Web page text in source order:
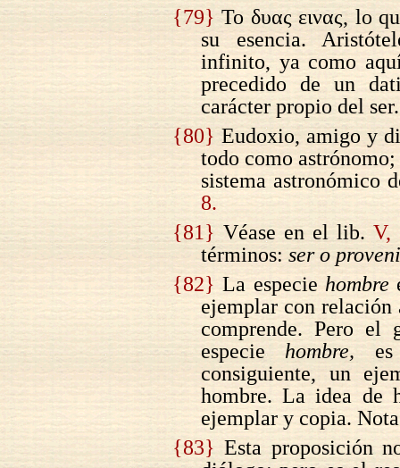
{79} Το δυας εινας, lo
su esencia.
infinito, ya como
precedido de un
carácter propio del ser.
{80} Eudoxio, amigo y
todo como
sistema astronómico
8.
{81} Véase en el lib.V,
términos: ser o
{82} La especie hombre
ejemplar con relación
comprende. Pero el
especiehombre, es
consiguiente, un
hombre. La idea de
ejemplar y copia.
{83} Esta proposición